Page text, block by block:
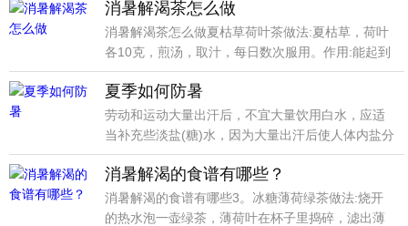
消暑解渴茶怎么做
消暑解渴茶怎么做夏枯草荷叶茶做法:夏枯草，荷叶
各10克，煎汤，取汁，每日数次服用。作用:能起到
清肝养
夏季如何防暑
劳动和运动大量出汗后，不宜大量饮用白水，应适
当补充些淡盐(糖)水，因为大量出汗后使人体内盐分
丢失过多
消暑解渴的食谱有哪些？
消暑解渴的食谱有哪些3。冰糖薄荷绿茶做法:烧开
的热水泡一壶绿茶，薄荷叶在杯子里捣碎，滤出薄